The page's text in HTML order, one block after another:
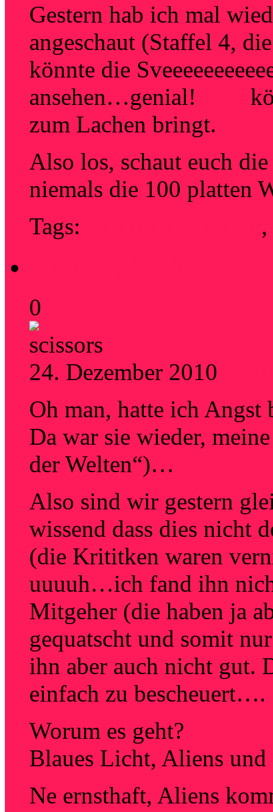
Gestern hab ich mal
angeschaut (Staffel 4,
könnte die
ansehen…genial!
zum Lachen bringt.
Also los, schaut euch
niemals die 100 platten
Tags:
,
0
24. Dezember 2010
Oh man, hatte ich
Da war sie wieder,
der Welten“)…
Also sind wir gestern
wissend dass dies nicht
(die Krititken waren
uuuuh…ich fand ihn
Mitgeher (die haben ja
gequatscht und somit
ihn aber auch nicht gut.
einfach zu bescheuert….
Worum es geht?
Blaues Licht, Aliens
Ne ernsthaft, Aliens